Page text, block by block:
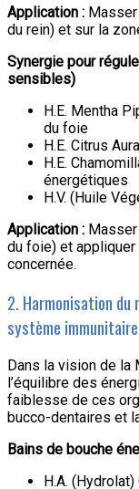
Application :
du rein) et sur la
Synergie pour
sensibles)
H.E. Mentha
du foie
H.E. Citrus
H.E.
énergétiques
H.V. (Huile
Application :
du foie) et
concernée.
2. Harmonisation
système immunitaire
Dans la vision de la
l’équilibre des
faiblesse de ces
bucco-dentaires et
Bains de bouche
H.A.